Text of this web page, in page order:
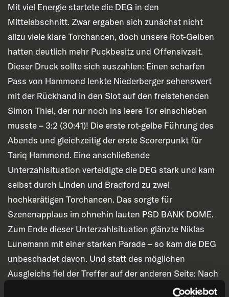
Mit viel Energie startete die DEG in den
Mittelabschnitt. Zwar ergaben sich zunächst nicht
allzu viele klare Torchancen, doch unsere Rot-Gelben
hatten deutlich mehr Puckbesitz und Offensivzeit.
Dieser Druck sollte sich auszahlen: Einen scharfen
Pass von Hammond lenkte Niederberger sehenswert
mit der Rückhand in den Slot auf den freistehenden
Simon Thiel, der nur noch ins leere Tor einschieben
musste – 3:2 (30:41)! Die erste rot-gelbe Führung des
Abends und gleichzeitig der erste Scorerpunkt für
Tariq Hammond. Eine anschließende
Unterzahlsituation verteidigte die DEG stark und kam
selbst durch Linden und Bradford zu zwei
hochkarätigen Torchancen. Das sorgte für
Szenenapplaus im ohnehin lauten PSD BANK DOME.
Zum Ende dieser Unterzahlsituation glänzte Niklas
Lunemann mit einer starken Parade – so kam die DEG
unbeschadet davon. Und statt des möglichen
Ausgleichs fiel der Treffer auf der anderen Seite: Nach
einem langen Zuspiel von Faber behauptete sich